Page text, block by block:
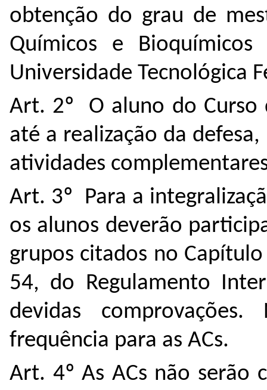
obtenção do grau de
Químicos e
Universidade Tecnológica
Art. 2º O aluno do Curso
até a realização da
atividades
Art. 3º Para a
os alunos deverão
grupos citados no
54, do Regulamento
devidas
frequência para as ACs.
Art. 4º As ACs não serão